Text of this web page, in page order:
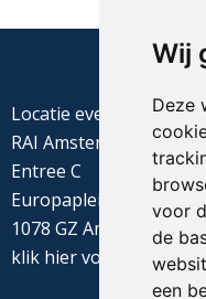
Wij
Deze
voor
de
een
Locatie evenement
RAI Amsterdam
Entree C
Europaplein 22
1078 GZ Amsterdam
klik hiervoor de